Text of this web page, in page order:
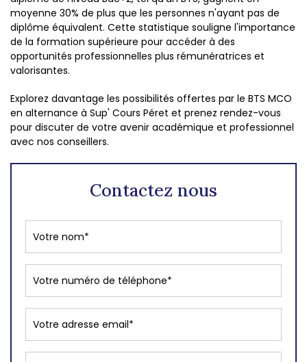
moyenne 30% de plus que les personnes n'ayant pas de
diplôme équivalent. Cette statistique souligne l'importance
de la formation supérieure pour accéder à des
opportunités professionnelles plus rémunératrices et
valorisantes.
Explorez davantage les possibilités offertes par le BTS MCO
en alternance à Sup' Cours Péret et prenez rendez-vous
pour discuter de votre avenir académique et professionnel
avec nos conseillers.
Contactez nous